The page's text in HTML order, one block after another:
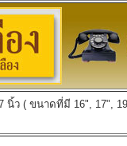
นิ้ว ( ขนาดที่มี 16", 17",